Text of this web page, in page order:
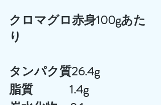
クロマグロ赤身100gあた
り
タンパク質26.4g
脂質　　　1.4g